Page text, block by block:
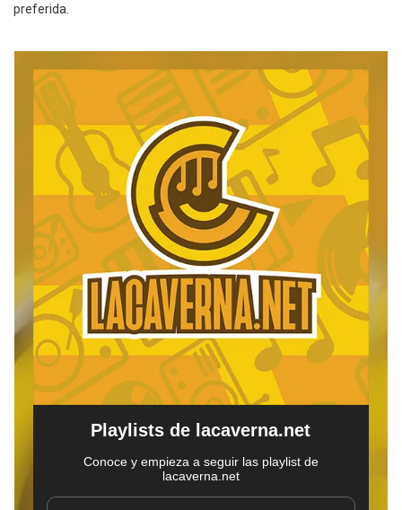
preferida.